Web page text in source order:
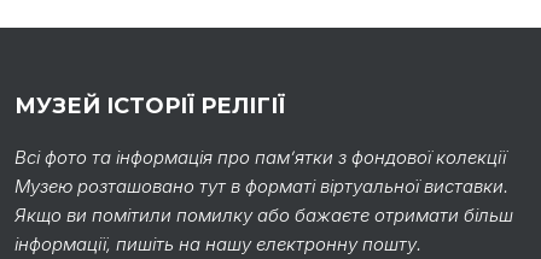
МУЗЕЙ ІСТОРІЇ РЕЛІГІЇ
Всі фото та інформація про пам’ятки з фондової колекції
Музею розташовано тут в форматі віртуальної виставки.
Якщо ви помітили помилку або бажаєте отримати більш
інформації, пишіть на нашу електронну пошту.